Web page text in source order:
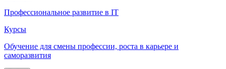
Профессиональное развитие в IT
Курсы
Обучение для смены профессии, роста в карьере и
саморазвития